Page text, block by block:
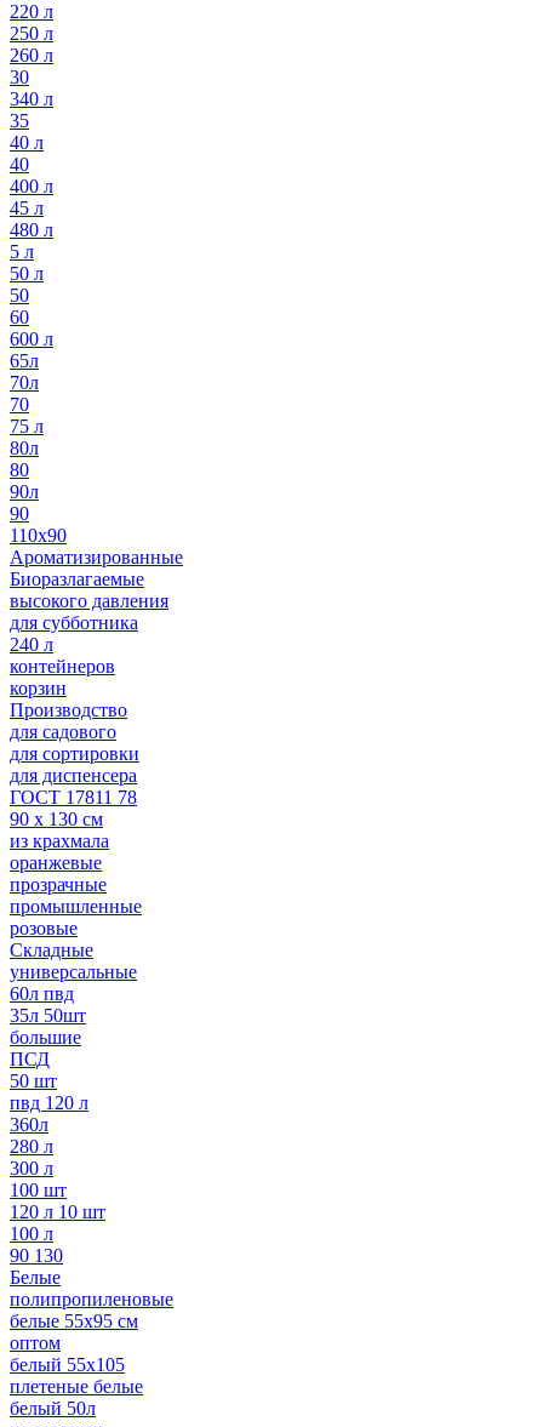
220 л
250 л
260 л
30
340 л
35
40 л
40
400 л
45 л
480 л
5 л
50 л
50
60
600 л
65л
70л
70
75 л
80л
80
90л
90
110х90
Ароматизированные
Биоразлагаемые
высокого давления
для субботника
240 л
контейнеров
корзин
Производство
для садового
для сортировки
для диспенсера
ГОСТ 17811 78
90 х 130 см
из крахмала
оранжевые
прозрачные
промышленные
розовые
Складные
универсальные
60л пвд
35л 50шт
большие
ПСД
50 шт
пвд 120 л
360л
280 л
300 л
100 шт
120 л 10 шт
100 л
90 130
Белые
полипропиленовые
белые 55х95 см
оптом
белый 55х105
плетеные белые
белый 50л